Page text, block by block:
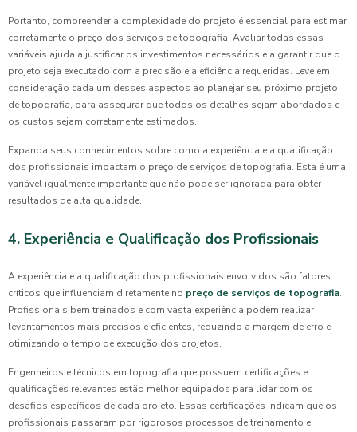
Portanto, compreender a complexidade do projeto é essencial para estimar
corretamente o preço dos serviços de topografia. Avaliar todas essas
variáveis ajuda a justificar os investimentos necessários e a garantir que o
projeto seja executado com a precisão e a eficiência requeridas. Leve em
consideração cada um desses aspectos ao planejar seu próximo projeto
de topografia, para assegurar que todos os detalhes sejam abordados e
os custos sejam corretamente estimados.
Expanda seus conhecimentos sobre como a experiência e a qualificação
dos profissionais impactam o preço de serviços de topografia. Esta é uma
variável igualmente importante que não pode ser ignorada para obter
resultados de alta qualidade.
4. Experiência e Qualificação dos Profissionais
A experiência e a qualificação dos profissionais envolvidos são fatores
críticos que influenciam diretamente no preço de serviços de topografia.
Profissionais bem treinados e com vasta experiência podem realizar
levantamentos mais precisos e eficientes, reduzindo a margem de erro e
otimizando o tempo de execução dos projetos.
Engenheiros e técnicos em topografia que possuem certificações e
qualificações relevantes estão melhor equipados para lidar com os
desafios específicos de cada projeto. Essas certificações indicam que os
profissionais passaram por rigorosos processos de treinamento e